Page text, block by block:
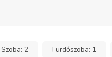
Szoba: 2 Fürdőszoba: 1